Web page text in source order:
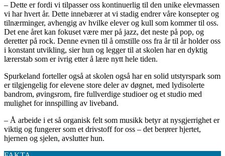
– Dette er fordi vi tilpasser oss kontinuerlig til den unike elevmassen
vi har hvert år. Dette innebærer at vi stadig endrer våre konsepter og
tilnærminger, avhengig av hvilke elever og kull som kommer til oss.
Det ene året kan fokuset være mer på jazz, det neste på pop, og
deretter på rock. Denne evnen til å omstille oss fra år til år holder oss
i konstant utvikling, sier hun og legger til at skolen har en dyktig
lærerstab som er ivrig etter å lære nytt hele tiden.
Spurkeland forteller også at skolen også har en solid utstyrspark som
er tilgjengelig for elevene store deler av døgnet, med lydisolerte
bandrom, øvingsrom, fire fullverdige studioer og et studio med
mulighet for innspilling av liveband.
– Å arbeide i et så organisk felt som musikk betyr at nysgjerrighet er
viktig og fungerer som et drivstoff for oss – det berører hjertet,
hjernen og sjelen, avslutter hun.